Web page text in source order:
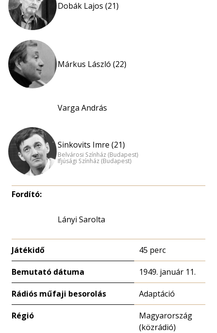
Dobák Lajos (21)
Márkus László (22)
Varga András
Sinkovits Imre (21)
Belvárosi Színház (Budapest)
Ifjúsági Színház (Budapest)
Fordító:
Lányi Sarolta
Játékidő 45 perc
Bemutató dátuma 1949. január 11.
Rádiós műfaji besorolás Adaptáció
Régió
Magyarország
(közrádió)